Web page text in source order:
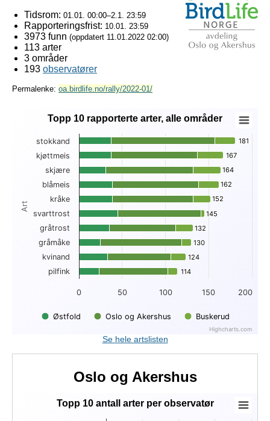
Tidsrom: 01.01. 00:00–2.1. 23:59
Rapporteringsfrist: 10.01. 23:59
3973 funn (oppdatert 11.01.2022 02:00)
113 arter
3 områder
193 observatører
Permalenke: oa.birdlife.no/rally/2022-01/
Topp 10 rapporterte arter, alle områder
Bar chart with 3 data series.
View as data table, Topp 10 rapporterte arter, alle områder
The chart has 1 X axis displaying Art.
The chart has 1 Y axis displaying . Data ranges from 23 to
Art
Topp 10 rapporterte arter, alle områder
181
181
167
167
164
164
162
162
152
152
145
145
132
132
130
130
124
124
114
114
Østfold Oslo og Akershus Buskerud
0 50 100 150 200
stokkand
kjøttmeis
skjære
blåmeis
kråke
svarttrost
gråtrost
gråmåke
kvinand
pilfink
Highcharts.com
End of interactive chart.Se hele artslisten
Oslo og Akershus
Topp 10 antall arter per observatør
Topp 10 antall arter per observatør